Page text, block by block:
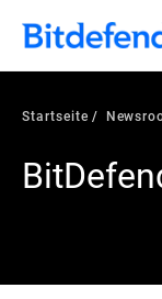
Startseite